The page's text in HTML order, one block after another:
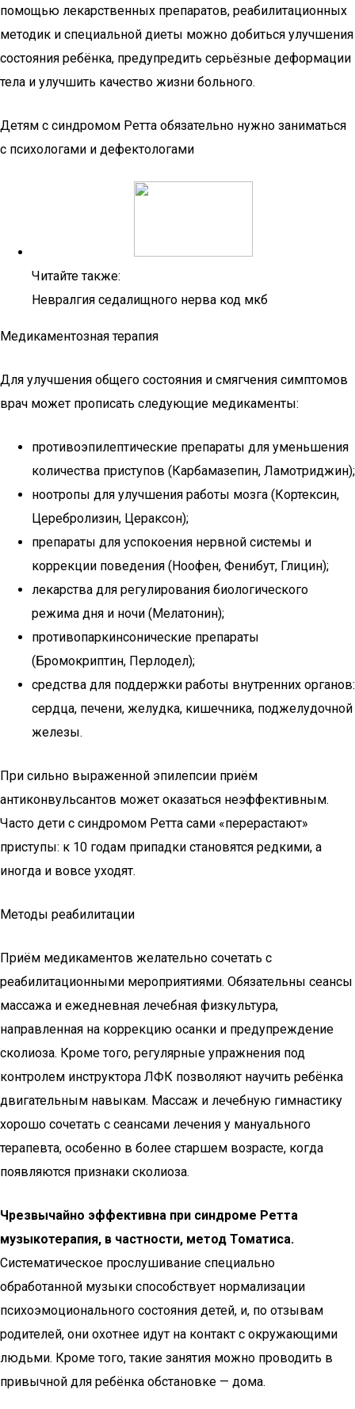
помощью лекарственных препаратов, реабилитационных
методик и специальной диеты можно добиться улучшения
состояния ребёнка, предупредить серьёзные деформации
тела и улучшить качество жизни больного.
Детям с синдромом Ретта обязательно нужно заниматься
с психологами и дефектологами
Читайте также:
Невралгия седалищного нерва код мкб
Медикаментозная терапия
Для улучшения общего состояния и смягчения симптомов
врач может прописать следующие медикаменты:
противоэпилептические препараты для уменьшения
количества приступов (Карбамазепин, Ламотриджин);
ноотропы для улучшения работы мозга (Кортексин,
Церебролизин, Цераксон);
препараты для успокоения нервной системы и
коррекции поведения (Ноофен, Фенибут, Глицин);
лекарства для регулирования биологического
режима дня и ночи (Мелатонин);
противопаркинсонические препараты
(Бромокриптин, Перлодел);
средства для поддержки работы внутренних органов:
сердца, печени, желудка, кишечника, поджелудочной
железы.
При сильно выраженной эпилепсии приём
антиконвульсантов может оказаться неэффективным.
Часто дети с синдромом Ретта сами «перерастают»
приступы: к 10 годам припадки становятся редкими, а
иногда и вовсе уходят.
Методы реабилитации
Приём медикаментов желательно сочетать с
реабилитационными мероприятиями. Обязательны сеансы
массажа и ежедневная лечебная физкультура,
направленная на коррекцию осанки и предупреждение
сколиоза. Кроме того, регулярные упражнения под
контролем инструктора ЛФК позволяют научить ребёнка
двигательным навыкам. Массаж и лечебную гимнастику
хорошо сочетать с сеансами лечения у мануального
терапевта, особенно в более старшем возрасте, когда
появляются признаки сколиоза.
Чрезвычайно эффективна при синдроме Ретта
музыкотерапия, в частности, метод Томатиса.
Систематическое прослушивание специально
обработанной музыки способствует нормализации
психоэмоционального состояния детей, и, по отзывам
родителей, они охотнее идут на контакт с окружающими
людьми. Кроме того, такие занятия можно проводить в
привычной для ребёнка обстановке — дома.